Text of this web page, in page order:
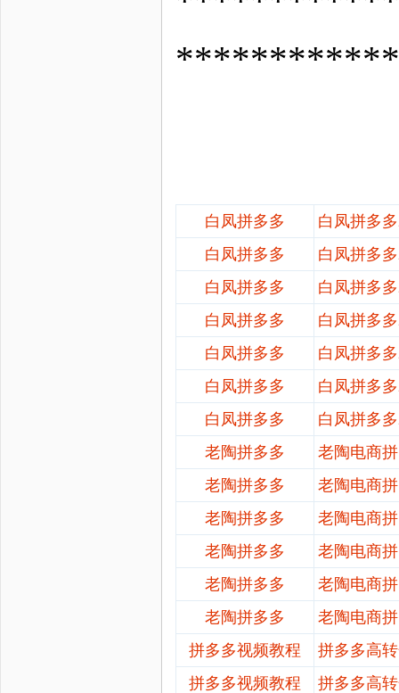
白凤拼多多 白凤拼多多
白凤拼多多
白凤拼多多
白凤拼多多
白凤拼多多
白凤拼多多
白凤拼多多
白凤拼多多
白凤拼多多
白凤拼多多
白凤拼多多
白凤拼多多
白凤拼多多
老陶拼多多
老陶电商
老陶拼多多
老陶电商
老陶拼多多
老陶电商
老陶拼多多
老陶电商
老陶拼多多
老陶电商
老陶拼多多
老陶电商
拼多多视频教程
拼多多高
拼多多视频教程
拼多多高